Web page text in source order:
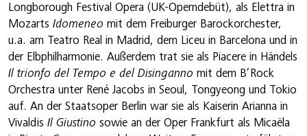
Longborough Festival Opera (UK-Operndebüt), als Elettra in
Mozarts Idomeneo mit dem Freiburger Barockorchester,
u.a. am Teatro Real in Madrid, dem Liceu in Barcelona und in
der Elbphilharmonie. Außerdem trat sie als Piacere in Händels
Il trionfo del Tempo e del Disinganno mit dem B’Rock
Orchestra unter René Jacobs in Seoul, Tongyeong und Tokio
auf. An der Staatsoper Berlin war sie als Kaiserin Arianna in
Vivaldis Il Giustino sowie an der Oper Frankfurt als Micaëla